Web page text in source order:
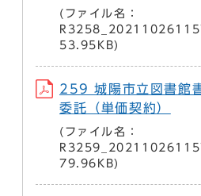
(ファイル名：
53.95KB)
259 城陽市立図書館
委託（単価契約）
(ファイル名：
79.96KB)